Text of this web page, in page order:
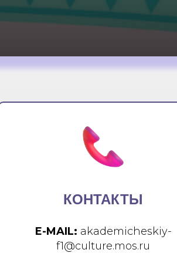
КОНТАКТЫ
E-MAIL: akademicheskiy-
f1@culture.mos.ru